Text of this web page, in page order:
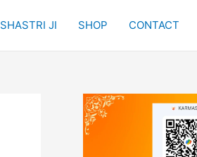
SHASTRI JI SHOP CONTACT